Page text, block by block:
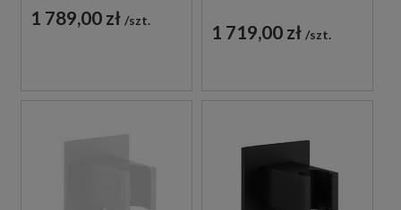
1 789,00 zł szt. 1 719,00 zł szt.